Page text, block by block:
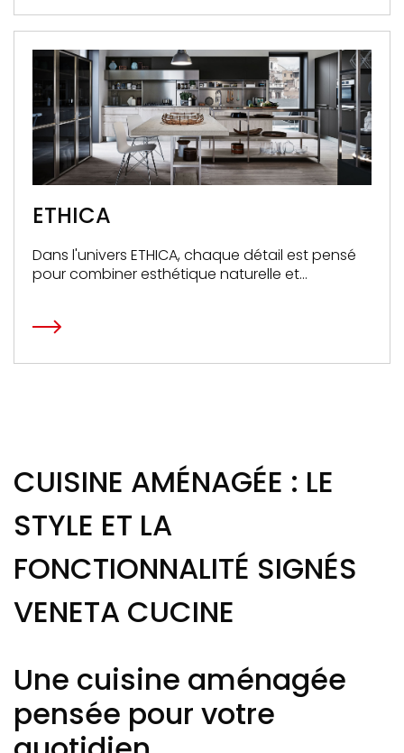
ETHICA
Dans l'univers ETHICA, chaque détail est pensé
pour combiner esthétique naturelle et
CUISINE AMÉNAGÉE : LE
STYLE ET LA
FONCTIONNALITÉ SIGNÉS
VENETA CUCINE
Une cuisine aménagée
pensée pour votre